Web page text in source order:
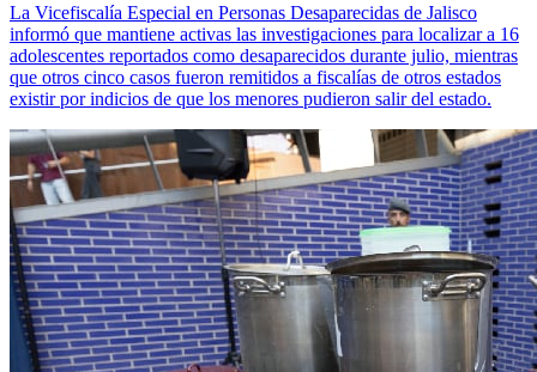
La Vicefiscalía Especial en Personas Desaparecidas de Jalisco
informó que mantiene activas las investigaciones para localizar a 16
adolescentes reportados como desaparecidos durante julio, mientras
que otros cinco casos fueron remitidos a fiscalías de otros estados
existir por indicios de que los menores pudieron salir del estado.